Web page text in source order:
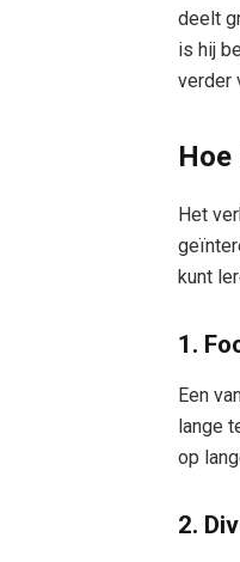
deelt
is hij
verder
Hoe
Het
kunt
1.
Een
lange
op
2.